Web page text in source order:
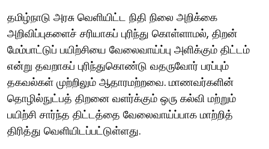
தமிழ்நாடு அரசு வெளியிட்ட நிதி நிலை அறிக்கை
அறிவிப்புகளைச் சரியாகப் புரிந்து கொள்ளாமல், திறன்
மேம்பாட்டுப் பயிற்சியை வேலைவாய்ப்பு அளிக்கும் திட்டம்
என்று தவறாகப் புரிந்துகொண்டு வதருவோர் பரப்பும்
தகவல்கள் முற்றிலும் ஆதாரமற்றவை. மாணவர்களின்
தொழில்நுட்பத் திறனை வளர்க்கும் ஒரு கல்வி மற்றும்
பயிற்சி சார்ந்த திட்டத்தை வேலைவாய்ப்பாக மாற்றித்
திரித்து வெளியிடப்பட்டுள்ளது.